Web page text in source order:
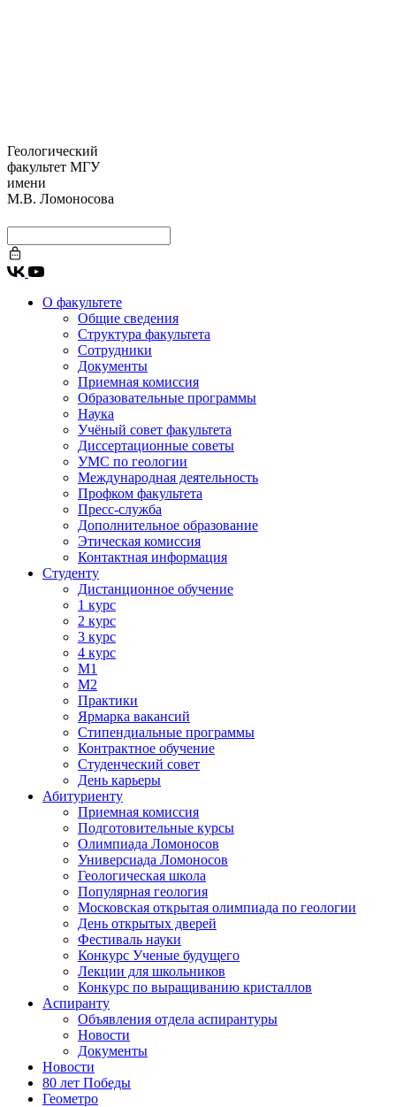
Геологический
факультет МГУ
имени
М.В. Ломоносова
О факультете
Общие сведения
Структура факультета
Сотрудники
Документы
Приемная комиссия
Образовательные программы
Наука
Учёный совет факультета
Диссертационные советы
УМС по геологии
Международная деятельность
Профком факультета
Пресс-служба
Дополнительное образование
Этическая комиссия
Контактная информация
Студенту
Дистанционное обучение
1 курс
2 курс
3 курс
4 курс
М1
М2
Практики
Ярмарка вакансий
Стипендиальные программы
Контрактное обучение
Студенческий совет
День карьеры
Абитуриенту
Приемная комиссия
Подготовительные курсы
Олимпиада Ломоносов
Универсиада Ломоносов
Геологическая школа
Популярная геология
Московская открытая олимпиада по геологии
День открытых дверей
Фестиваль науки
Конкурс Ученые будущего
Лекции для школьников
Конкурс по выращиванию кристаллов
Аспиранту
Объявления отдела аспирантуры
Новости
Документы
Новости
80 лет Победы
Геометро